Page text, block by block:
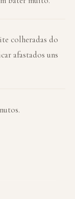
colheradas do
afastados uns